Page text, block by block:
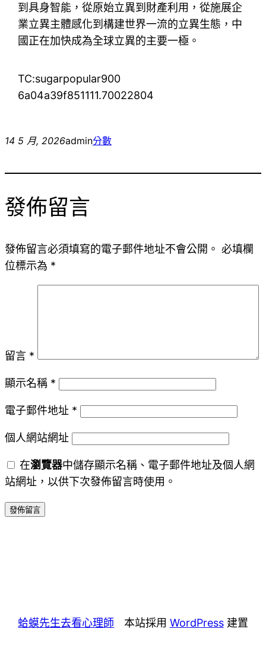
到具身智能，從原始立異到財產利用，從施展企
業立異主體感化到構建世界一流的立異生態，中
國正在加快成為全球立異的主要一極。
TC:sugarpopular900
6a04a39f851111.70022804
14 5 月, 2026admin分數
發佈留言
發佈留言必須填寫的電子郵件地址不會公開。 必填欄
位標示為 *
留言 *
顯示名稱 *
電子郵件地址 *
個人網站網址
在瀏覽器中儲存顯示名稱、電子郵件地址及個人網
站網址，以供下次發佈留言時使用。
蛤蟆先生去看心理師 本站採用 WordPress建置